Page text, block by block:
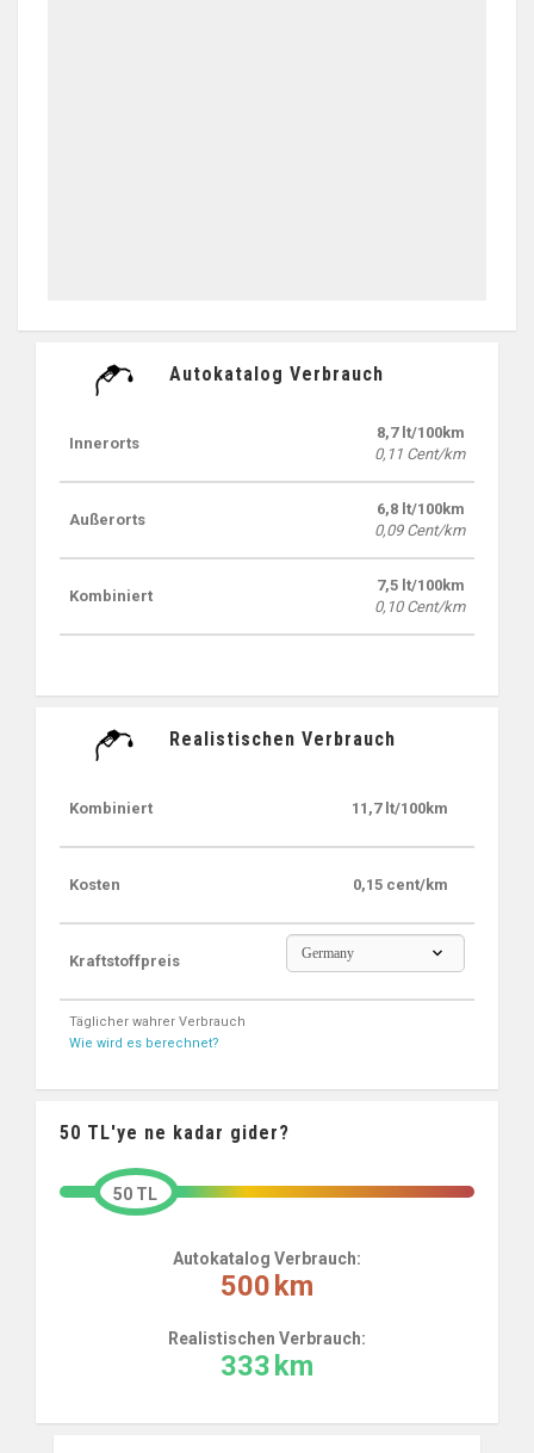
Autokatalog Verbrauch
Innerorts
8,7 lt/100km
0,11 Cent/km
Außerorts
6,8 lt/100km
0,09 Cent/km
Kombiniert
7,5 lt/100km
0,10 Cent/km
Realistischen Verbrauch
Kombiniert 11,7 lt/100km
Kosten 0,15 cent/km
Kraftstoffpreis Germany
Täglicher wahrer Verbrauch
Wie wird es berechnet?
50 TL'ye ne kadar gider?
50 TL
Autokatalog Verbrauch:
500km
Realistischen Verbrauch:
333km